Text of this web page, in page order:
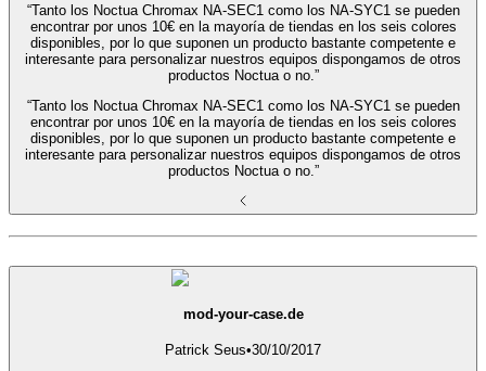
“Tanto los Noctua Chromax NA-SEC1 como los NA-SYC1 se pueden
encontrar por unos 10€ en la mayoría de tiendas en los seis colores
disponibles, por lo que suponen un producto bastante competente e
interesante para personalizar nuestros equipos dispongamos de otros
productos Noctua o no.”
“Tanto los Noctua Chromax NA-SEC1 como los NA-SYC1 se pueden
encontrar por unos 10€ en la mayoría de tiendas en los seis colores
disponibles, por lo que suponen un producto bastante competente e
interesante para personalizar nuestros equipos dispongamos de otros
productos Noctua o no.”
mod-your-case.de
Patrick Seus•30/10/2017